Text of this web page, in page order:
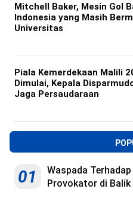
Mitchell Baker, Mesin Gol
Indonesia yang Masih
Universitas
Piala Kemerdekaan Malili
Dimulai, Kepala
Jaga Persaudaraan
01
Waspada
Provokator di